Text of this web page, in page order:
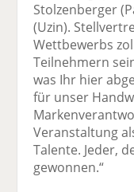
Stolzenberger
(Uzin).
Wettbewerbs
Teilnehmern
was Ihr hier
für unser
Veranstaltung
Talente. Jeder,
gewonnen.“